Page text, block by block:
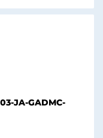
JA-GADMC-